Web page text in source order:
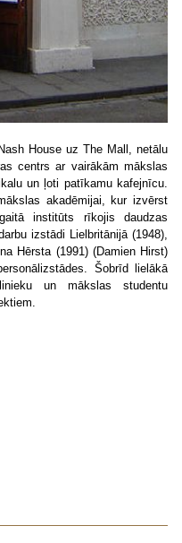
House uz The Mall, netālu
centrs ar vairākām mākslas
un ļoti patīkamu kafejnīcu.
akadēmijai, kur izvērst
institūts rīkojis daudzas
izstādi Lielbritānijā (1948),
Hērsta (1991) (Damien Hirst)
Šobrīd lielākā
un mākslas studentu